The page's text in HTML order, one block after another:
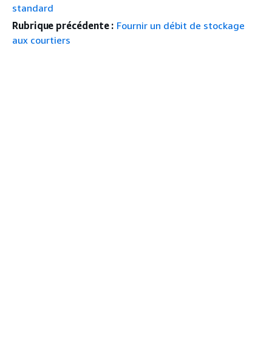
standard
Rubrique précédente : Fournir un débit de stockage
aux courtiers